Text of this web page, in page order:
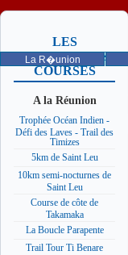
La R�union
LES
PROCHAINES
COURSES
A la Réunion
Trophée Océan Indien -
Défi des Laves - Trail des
Timizes
5km de Saint Leu
10km semi-nocturnes de
Saint Leu
Course de côte de
Takamaka
La Boucle Parapente
Trail Tour Ti Benare